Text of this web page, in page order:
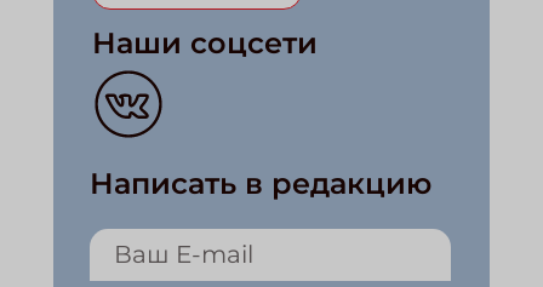
Наши соцсети
Написать в редакцию